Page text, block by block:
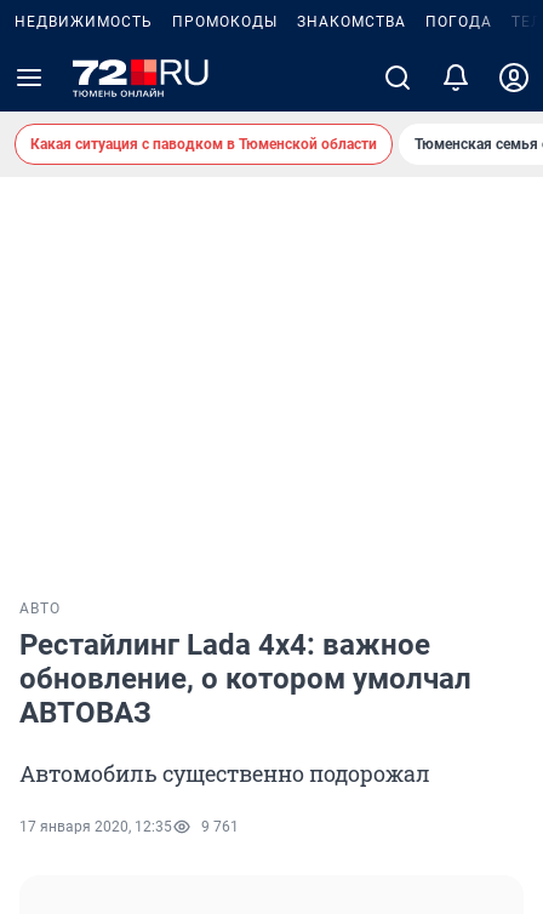
НЕДВИЖИМОСТЬ ПРОМОКОДЫ ЗНАКОМСТВА ПОГОДА
Какая ситуация с паводком в Тюменской области Тюменская семья
АВТО
Рестайлинг Lada 4x4: важное
обновление, о котором умолчал
АВТОВАЗ
Автомобиль существенно подорожал
17 января 2020, 12:35 9 761